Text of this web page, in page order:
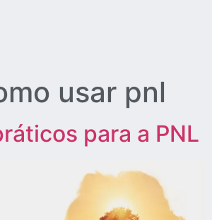
usar pnl
para a PNL